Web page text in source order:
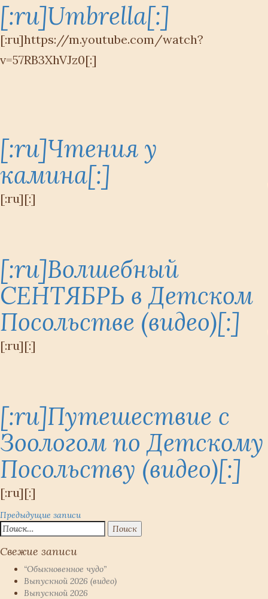
[:ru]Umbrella[:]
[:ru]https://m.youtube.com/watch?
v=57RB3XhVJz0[:]
[:ru]Чтения у
камина[:]
[:ru][:]
[:ru]Волшебный
СЕНТЯБРЬ в Детском
Посольстве (видео)[:]
[:ru][:]
[:ru]Путешествие с
Зоологом по Детскому
Посольству (видео)[:]
[:ru][:]
Навигация
по
записям
Предыдущие записи
Найти:
Свежие записи
“Обыкновенное чудо”
Выпускной 2026 (видео)
Выпускной 2026